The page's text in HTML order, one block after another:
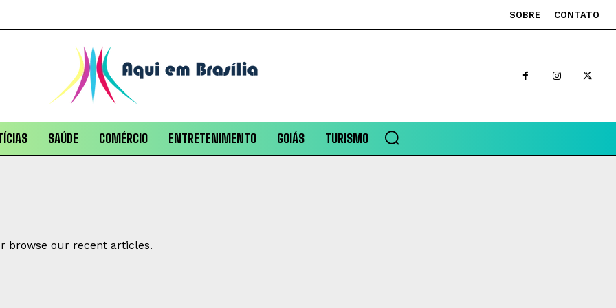
SOBRE CONTATO
SAÚDE COMÉRCIO ENTRETENIMENTO GOIÁS TURISMO
browse our recent articles.